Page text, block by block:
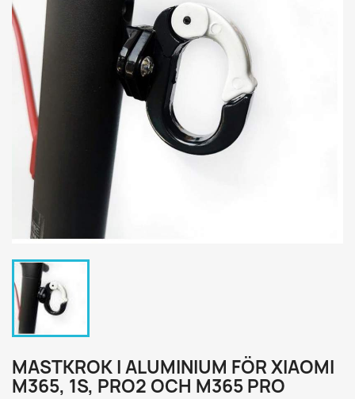
MASTKROK I ALUMINIUM FÖR XIAOMI
M365, 1S, PRO2 OCH M365 PRO